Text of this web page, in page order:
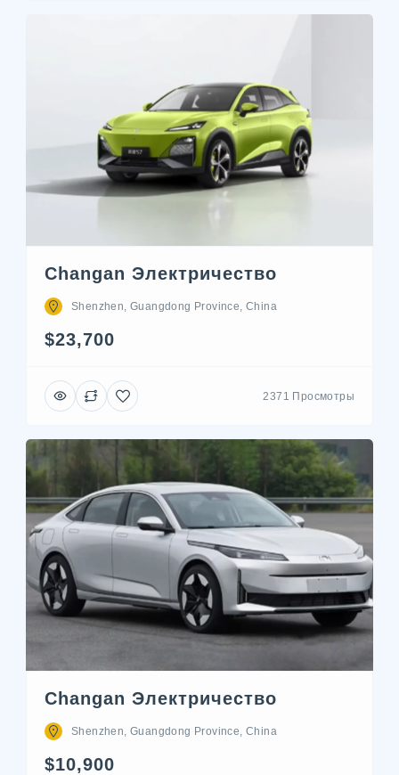
Changan Электричество
Shenzhen, Guangdong Province, China
$23,700
2371 Просмотры
Changan Электричество
Shenzhen, Guangdong Province, China
$10,900